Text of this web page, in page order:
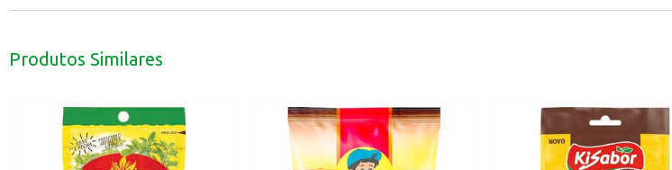
Produtos Similares